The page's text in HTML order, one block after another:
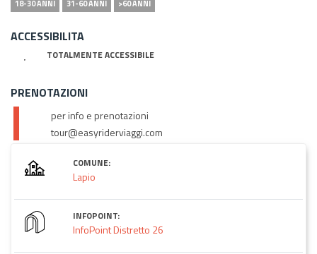
18-30 ANNI 31-60 ANNI >60 ANNI
ACCESSIBILITA
TOTALMENTE ACCESSIBILE
PRENOTAZIONI
per info e prenotazioni
tour@easyriderviaggi.com
COMUNE:
Lapio
INFOPOINT:
InfoPoint Distretto 26